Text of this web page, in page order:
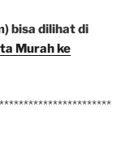
bisa dilihat di
Murah ke